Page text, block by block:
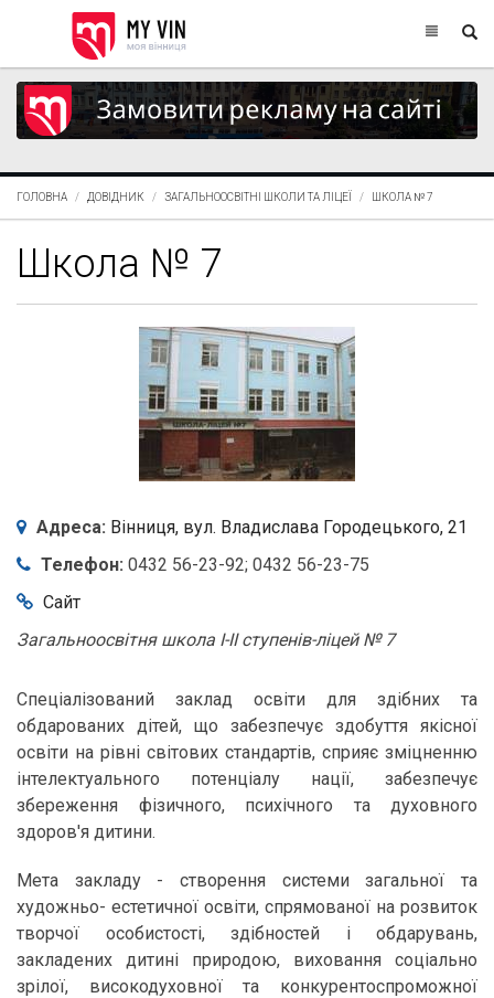
ГОЛОВНА ДОВІДНИК ЗАГАЛЬНООСВІТНІ ШКОЛИ ТА ЛІЦЕЇ ШКОЛА № 7
Школа № 7
Адреса: Вінниця, вул. Владислава Городецького, 21
Телефон: 0432 56-23-92 0432 56-23-75
Сайт
Загальноосвітня школа І-ІІ ступенів-ліцей № 7
Спеціалізований заклад освіти для здібних та
обдарованих дітей, що забезпечує здобуття якісної
освіти на piвнi світових стандартів, сприяє зміцненню
інтелектуального потенціалу нації, забезпечує
збереження фізичного, психічного та духовного
здоров'я дитини.
Мета закладу - створення системи загальної та
художньо- естетичної освіти, спрямованої на розвиток
творчої особистості, здібностей і обдарувань,
закладених дитині природою, виховання соціально
зрілої, високодуховної та конкурентоспроможної